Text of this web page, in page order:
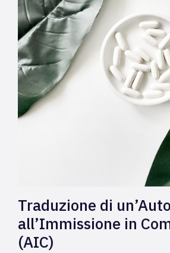
Traduzione di
all’Immissione in
(AIC)